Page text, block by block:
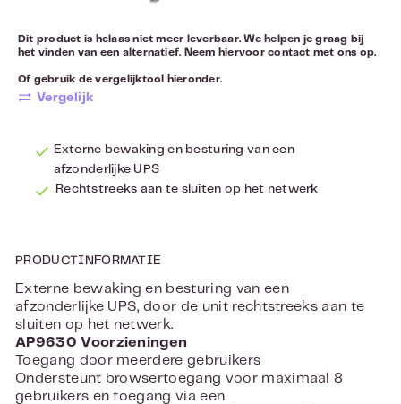
Dit product is helaas niet meer leverbaar. We helpen je graag bij
het vinden van een alternatief. Neem hiervoorcontact met ons op.
Of gebruik de vergelijktool hieronder.
Vergelijk
Externe bewaking en besturing van een
afzonderlijke UPS
Rechtstreeks aan te sluiten op het netwerk
PRODUCTINFORMATIE
Externe bewaking en besturing van een
afzonderlijke UPS, door de unit rechtstreeks aan te
sluiten op het netwerk.
AP9630 Voorzieningen
Toegang door meerdere gebruikers
Ondersteunt browsertoegang voor maximaal 8
gebruikers en toegang via een